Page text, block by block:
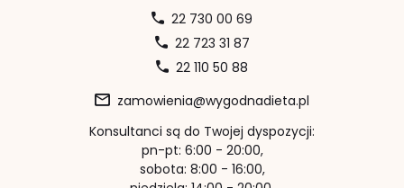
22 730 00 69
22 723 31 87
22 110 50 88
zamowienia@wygodnadieta.pl
Konsultanci są do Twojej dyspozycji:
pn-pt: 6:00 - 20:00,
sobota: 8:00 - 16:00,